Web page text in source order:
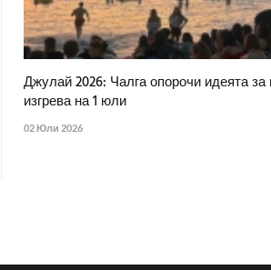
Джулай 2026: Чалга опорочи идеята
изгрева на 1 юли
02 Юли 2026